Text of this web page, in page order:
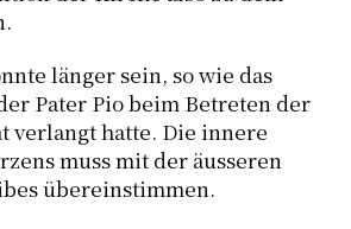
länger sein, so wie das
Pater Pio beim Betreten der
verlangt hatte. Die innere
muss mit der äusseren
übereinstimmen.